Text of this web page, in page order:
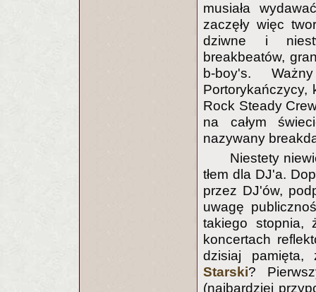
musiała
zaczęły więc
dziwne i
breakbeatów,
b-boy's.
Portorykańczycy,
Rock Steady
na całym
nazywany
Niestety
tłem dla DJ'a.
przez DJ'ów,
uwagę
takiego stopnia,
koncertach
dzisiaj
Starski?
(najbardziej